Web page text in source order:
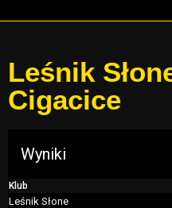
Leśnik
Cigacice
Wyniki
Klub
Leśnik Słone